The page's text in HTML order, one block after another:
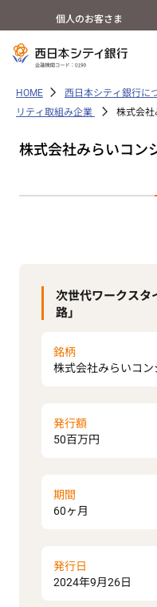
個人のお客さま
HOME 西日本シティ銀行に
リティ取組み企業
株式会社
株式会社みらいコン
次世代ワークスタ
路」
銘柄
株式会社みらいコ
発行額
50百万円
期間
60ヶ月
発行日
2024年9月26日